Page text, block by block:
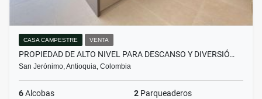
CASA CAMPESTRE VENTA
PROPIEDAD DE ALTO NIVEL PARA DESCANSO Y DIVERSIÓ…
San Jerónimo, Antioquia, Colombia
6Alcobas 2 Parqueaderos